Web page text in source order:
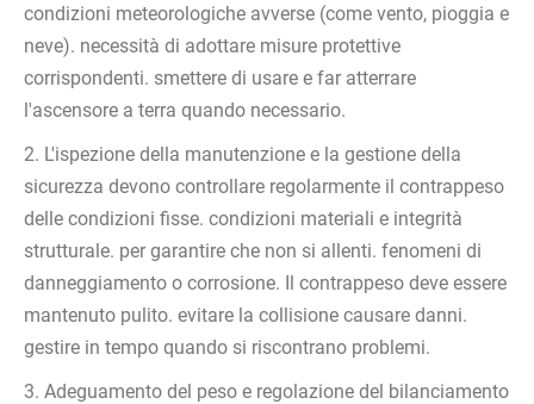
condizioni meteorologiche avverse (come vento, pioggia e
neve). necessità di adottare misure protettive
corrispondenti. smettere di usare e far atterrare
l'ascensore a terra quando necessario.
2. L'ispezione della manutenzione e la gestione della
sicurezza devono controllare regolarmente il contrappeso
delle condizioni fisse. condizioni materiali e integrità
strutturale. per garantire che non si allenti. fenomeni di
danneggiamento o corrosione. Il contrappeso deve essere
mantenuto pulito. evitare la collisione causare danni.
gestire in tempo quando si riscontrano problemi.
3. Adeguamento del peso e regolazione del bilanciamento